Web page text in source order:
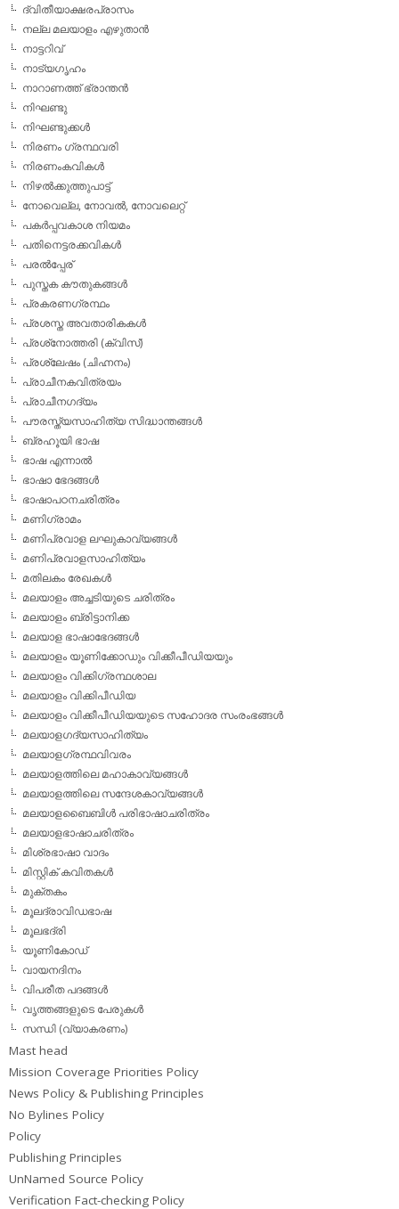
ദ്വിതീയാക്ഷരപ്രാസം
നല്ല മലയാളം എഴുതാന്‍
നാട്ടറിവ്
നാട്യഗൃഹം
നാറാണത്ത് ഭ്രാന്തന്‍
നിഘണ്ടു
നിഘണ്ടുക്കള്‍
നിരണം ഗ്രന്ഥവരി
നിരണംകവികള്‍
നിഴല്‍ക്കുത്തുപാട്ട്
നോവെല്ല, നോവല്‍, നോവലെറ്റ്
പകര്‍പ്പവകാശ നിയമം
പതിനെട്ടരക്കവികള്‍
പരല്‍പ്പേര്
പുസ്തക കൗതുകങ്ങള്‍
പ്രകരണഗ്രന്ഥം
പ്രശസ്ത അവതാരികകള്‍
പ്രശ്‌നോത്തരി (ക്വിസ്)
പ്രശ്ലേഷം (ചിഹ്നനം)
പ്രാചീനകവിത്രയം
പ്രാചീനഗദ്യം
പൗരസ്ത്യസാഹിത്യ സിദ്ധാന്തങ്ങള്‍
ബ്രഹൂയി ഭാഷ
ഭാഷ എന്നാല്‍
ഭാഷാ ഭേദങ്ങള്‍
ഭാഷാപഠനചരിത്രം
മണിഗ്രാമം
മണിപ്രവാള ലഘുകാവ്യങ്ങള്‍
മണിപ്രവാളസാഹിത്യം
മതിലകം രേഖകള്‍
മലയാളം അച്ചടിയുടെ ചരിത്രം
മലയാളം ബ്രിട്ടാനിക്ക
മലയാള ഭാഷാഭേദങ്ങള്‍
മലയാളം യൂണിക്കോഡും വിക്കീപീഡിയയും
മലയാളം വിക്കിഗ്രന്ഥശാല
മലയാളം വിക്കിപീഡിയ
മലയാളം വിക്കീപീഡിയയുടെ സഹോദര സംരംഭങ്ങള്‍
മലയാളഗദ്യസാഹിത്യം
മലയാളഗ്രന്ഥവിവരം
മലയാളത്തിലെ മഹാകാവ്യങ്ങള്‍
മലയാളത്തിലെ സന്ദേശകാവ്യങ്ങള്‍
മലയാളബൈബിള്‍ പരിഭാഷാചരിത്രം
മലയാളഭാഷാചരിത്രം
മിശ്രഭാഷാ വാദം
മിസ്റ്റിക് കവിതകള്‍
മുക്തകം
മൂലദ്രാവിഡഭാഷ
മൂലഭദ്രി
യൂണികോഡ്
വായനദിനം
വിപരീത പദങ്ങള്‍
വൃത്തങ്ങളുടെ പേരുകള്‍
സന്ധി (വ്യാകരണം)
Mast head
Mission Coverage Priorities Policy
News Policy & Publishing Principles
No Bylines Policy
Policy
Publishing Principles
UnNamed Source Policy
Verification Fact-checking Policy